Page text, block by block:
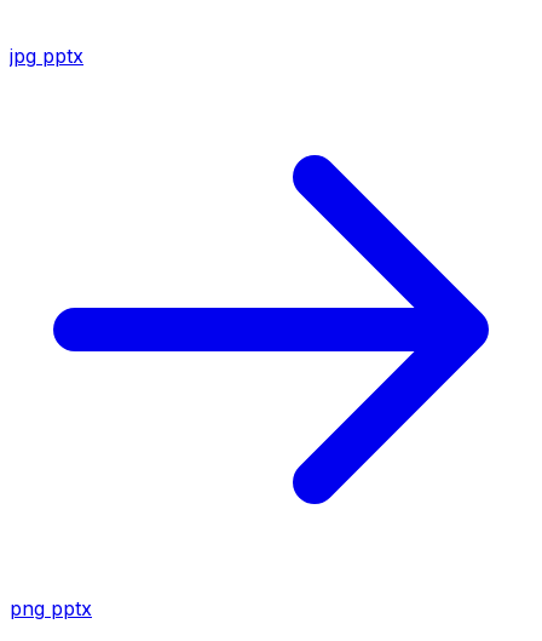
jpg pptx
png pptx